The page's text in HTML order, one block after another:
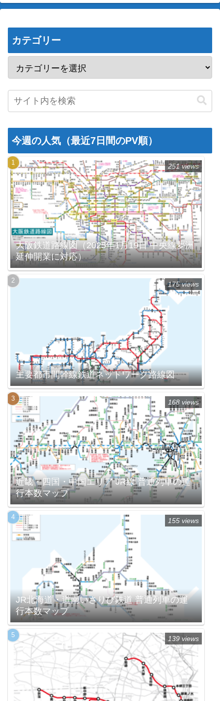
カテゴリー
今週の人気（最近7日間のPV順）
大阪鉄道路線図（2025年1月19日 中央線夢洲
延伸開業に対応）
251 views
主要都市間幹線鉄道ネットワーク路線図
175 views
近畿・四国・中国エリア JR線 普通列車の運
行本数マップ
168 views
JR北海道・道南いさりび鉄道 普通列車の運
行本数マップ
155 views
139 views